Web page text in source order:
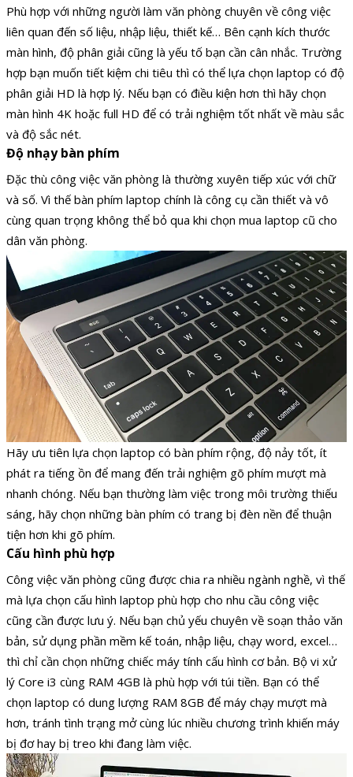
Phù hợp với những người làm văn phòng chuyên về công việc
liên quan đến số liệu, nhập liệu, thiết kế… Bên cạnh kích thước
màn hình, độ phân giải cũng là yếu tố bạn cần cân nhắc. Trường
hợp bạn muốn tiết kiệm chi tiêu thì có thể lựa chọn laptop có độ
phân giải HD là hợp lý. Nếu bạn có điều kiện hơn thì hãy chọn
màn hình 4K hoặc full HD để có trải nghiệm tốt nhất về màu sắc
và độ sắc nét.
Độ nhạy bàn phím
Đặc thù công việc văn phòng là thường xuyên tiếp xúc với chữ
và số. Vì thế bàn phím laptop chính là công cụ cần thiết và vô
cùng quan trọng không thể bỏ qua khi chọn mua laptop cũ cho
dân văn phòng.
Hãy ưu tiên lựa chọn laptop có bàn phím rộng, độ nảy tốt, ít
phát ra tiếng ồn để mang đến trải nghiệm gõ phím mượt mà
nhanh chóng. Nếu bạn thường làm việc trong môi trường thiếu
sáng, hãy chọn những bàn phím có trang bị đèn nền để thuận
tiện hơn khi gõ phím.
Cấu hình phù hợp
Công việc văn phòng cũng được chia ra nhiều ngành nghề, vì thế
mà lựa chọn cấu hình laptop phù hợp cho nhu cầu công việc
cũng cần được lưu ý. Nếu bạn chủ yếu chuyên về soạn thảo văn
bản, sử dụng phần mềm kế toán, nhập liệu, chạy word, excel…
thì chỉ cần chọn những chiếc máy tính cấu hình cơ bản. Bộ vi xử
lý Core i3 cùng RAM 4GB là phù hợp với túi tiền. Bạn có thể
chọn laptop có dung lượng RAM 8GB để máy chạy mượt mà
hơn, tránh tình trạng mở cùng lúc nhiều chương trình khiến máy
bị đơ hay bị treo khi đang làm việc.